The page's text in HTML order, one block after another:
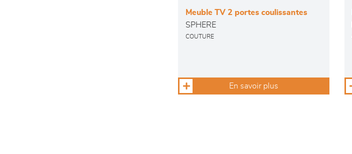
Meuble TV 2 portes coulissantes
SPHERE
COUTURE
En savoir plus